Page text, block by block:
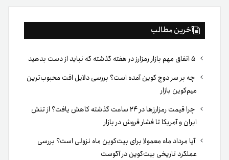
آخرین مطالب
چه بر سر دوج کوین آمده است؟ بررسی دلایل افت محبوب‌ترین
میم‌کوین بازار
چرا قیمت رمزارزها در ۲۴ ساعت گذشته کاهش یافت؟ از تنش
ایران و آمریکا تا فشار فروش در بازار
آیا مرداد ماه معمولا برای بیت‌کوین ماه نزولی است؟ بررسی
عملکرد تاریخی بیت‌کوین در آگوست